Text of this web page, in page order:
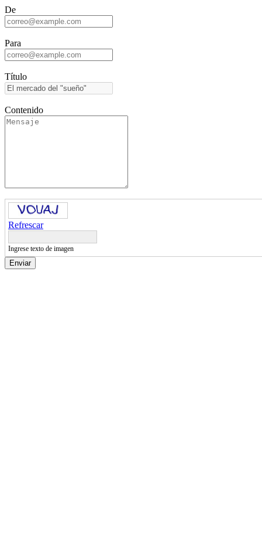
De
Para
Título
Contenido
Refrescar
Ingrese texto de imagen